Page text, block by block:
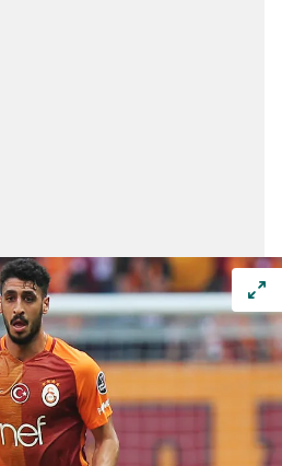
aşağıda yer alan panel
Çerezlere ilişkin detaylı bilgi
Çerez Bilgilendirme
Korunması Kanunu uyarınca
Metnimizi okumak ve sitemizde
kullanılan çerezlerle ilgili bilgi